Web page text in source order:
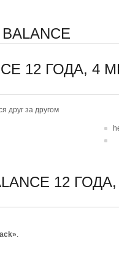
12 ГОДА, 4
друг за другом
12 ГОДА,
.